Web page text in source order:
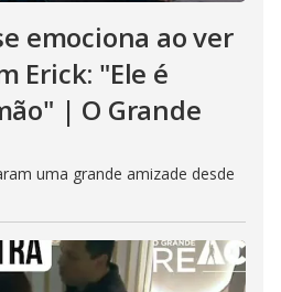
emociona ao ver
Erick: "Ele é
| O Grande
uma grande amizade desde